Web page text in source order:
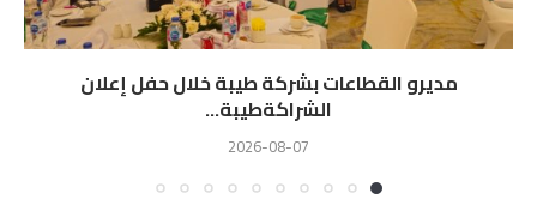
مديرو القطاعات بشركة طيبة خلال حفل إعلان
الشراكةطيبة...
2026-08-07